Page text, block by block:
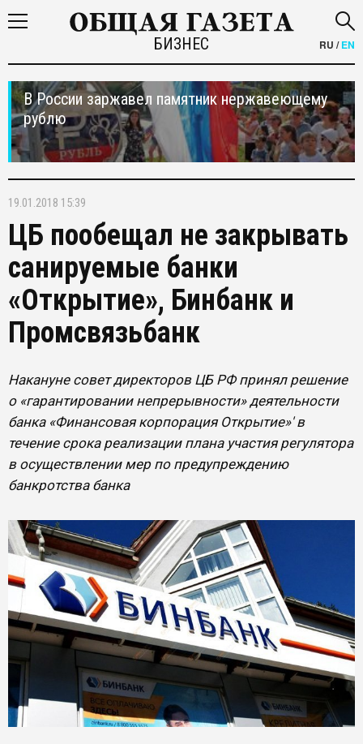
БИЗНЕС RU /EN
В России заржавел памятник нержавеющему
рублю
19.01.2018 15:39
ЦБ пообещал не закрывать
санируемые банки
«Открытие», Бинбанк и
Промсвязьбанк
Накануне совет директоров ЦБ РФ принял решение
о «гарантировании непрерывности» деятельности
банка «Финансовая корпорация Открытие»' в
течение срока реализации плана участия регулятора
в осуществлении мер по предупреждению
банкротства банка